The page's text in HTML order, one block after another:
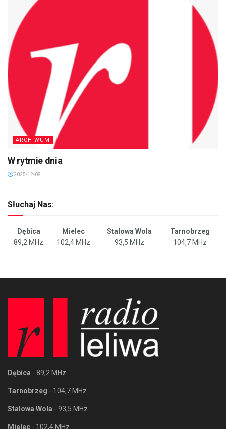
ARCHIWUM
W rytmie dnia
2025-12-08
Słuchaj Nas:
Dębica Mielec Stalowa Wola
Tarnobrzeg
89,2 MHz
102,4 MHz 93,5 MHz 104,7 MHz
Dębica - 89,2 MHz
Tarnobrzeg - 104,7 MHz
Stalowa Wola - 93,5 MHz
Mielec - 102,4 MHz